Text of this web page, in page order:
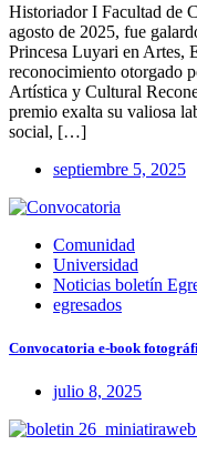
Historiador I Facultad de
agosto de 2025, fue
Princesa Luyari en Artes,
reconocimiento otorgado
Artística y Cultural
premio exalta su valiosa
social, […]
septiembre 5, 2025
Comunidad
Universidad
Noticias boletín
egresados
Convocatoria e-book
julio 8, 2025